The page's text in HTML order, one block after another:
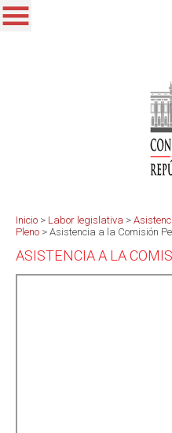
Inicio > Labor legislativa >
Pleno > Asistencia a la Comisión
ASISTENCIA A LA